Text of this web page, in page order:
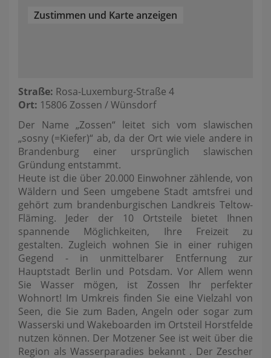
Zustimmen und Karte anzeigen
Straße: Rosa-Luxemburg-Straße 4
Ort: 15806 Zossen / Wünsdorf
Der Name „Zossen“ leitet sich vom slawischen
„sosny (=Kiefer)“ ab, da der Ort wie viele andere in
Brandenburg einer ursprünglich slawischen
Gründung entstammt.
Heute ist die über 20.000 Einwohner zählende, von
Wäldern und Seen umgebene Stadt amtsfrei und
gehört zum brandenburgischen Landkreis Teltow-
Fläming. Jeder der 10 Ortsteile bietet Ihnen
spannende Möglichkeiten, Ihre Freizeit zu
gestalten. Zugleich wohnen Sie in einer ruhigen
Gegend - in unmittelbarer Entfernung zur
Hauptstadt Berlin und Potsdam. Vor Allem wenn
Sie Wasser mögen, ist Zossen Ihr perfekter
Wohnort! Im Umkreis finden Sie eine Vielzahl von
Seen, die Sie zum Baden, Angeln oder sogar zum
Wasserski und Wakeboarden im Ortsteil Horstfelde
nutzen können. Der Motzener See ist weit über die
Region als Wasserparadies bekannt . Der Zescher